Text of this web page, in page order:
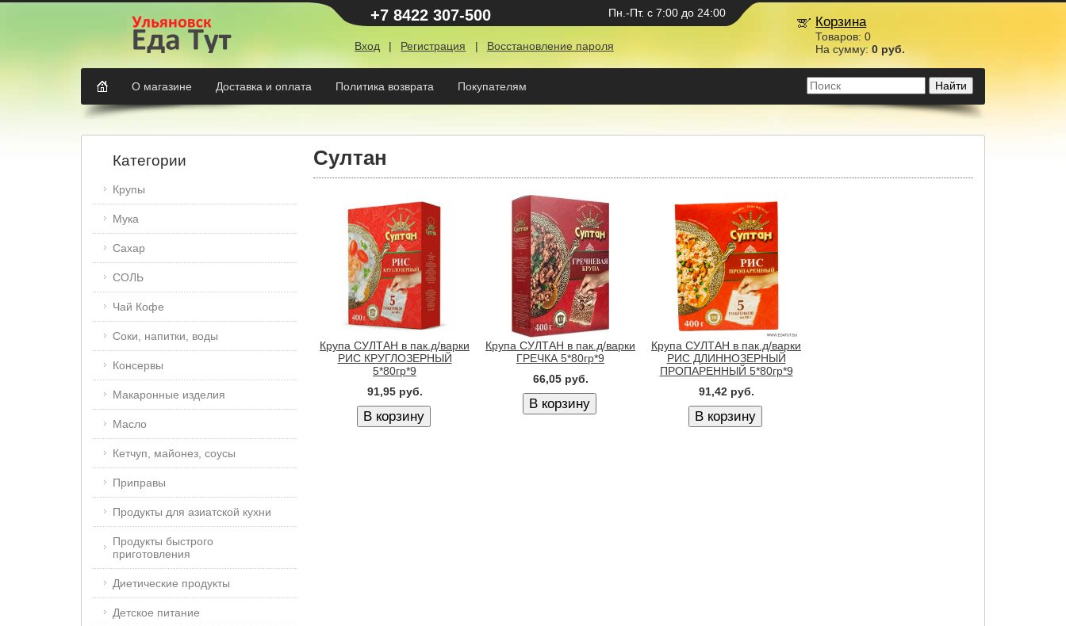
+7 8422 307-500 Пн.-Пт. с 7:00 до 24:00
Вход | Регистрация | Восстановление пароля
Корзина
Товаров:0
На сумму:0 руб.
О магазине Доставка и оплата Политика возврата Покупателям
Султан
Крупа СУЛТАН в пак.д/варки
РИС КРУГЛОЗЕРНЫЙ
5*80гр*9
91,95 руб.
Крупа СУЛТАН в пак.д/варки
ГРЕЧКА 5*80гр*9
66,05 руб.
Крупа СУЛТАН в пак.д/варки
РИС ДЛИННОЗЕРНЫЙ
ПРОПАРЕННЫЙ 5*80гр*9
91,42 руб.
Категории
Крупы
Мука
Сахар
СОЛЬ
Чай Кофе
Соки, напитки, воды
Консервы
Макаронные изделия
Масло
Кетчуп, майонез, соусы
Приправы
Продукты для азиатской кухни
Продукты быстрого
приготовления
Диетические продукты
Детское питание